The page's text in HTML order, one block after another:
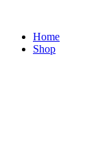
Home
Shop